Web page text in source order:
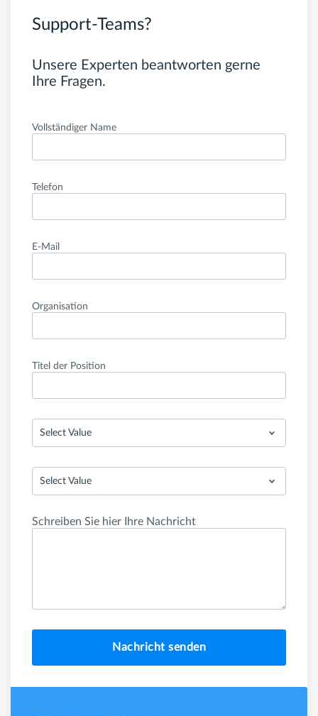
Support-Teams?
Unsere Experten beantworten gerne
Ihre Fragen.
Vollständiger Name
Telefon
E-Mail
Organisation
Titel der Position
Select Value
Select Value
Schreiben Sie hier Ihre Nachricht
Nachricht senden